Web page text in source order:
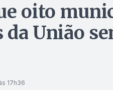
oito
União
17h36